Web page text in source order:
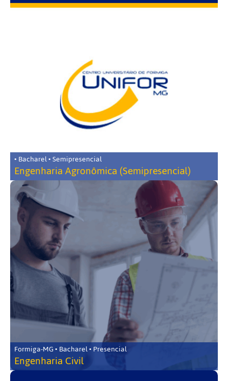
• Bacharel • Semipresencial
Engenharia Agronômica (Semipresencial)
Formiga-MG • Bacharel • Presencial
Engenharia Civil